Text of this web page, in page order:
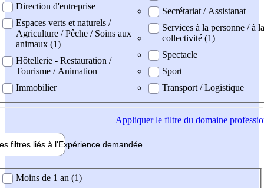
Direction d'entreprise
Espaces verts et naturels /
Agriculture / Pêche / Soins aux
animaux (1)
Hôtellerie - Restauration /
Tourisme / Animation
Immobilier
Secrétariat / Assistanat
Services à la personne / à la
collectivité (1)
Spectacle
Sport
Transport / Logistique
Appliquerle filtre du domaine
filtres liés à l'Expérience demandée
demandée
Moins de 1 an (1)